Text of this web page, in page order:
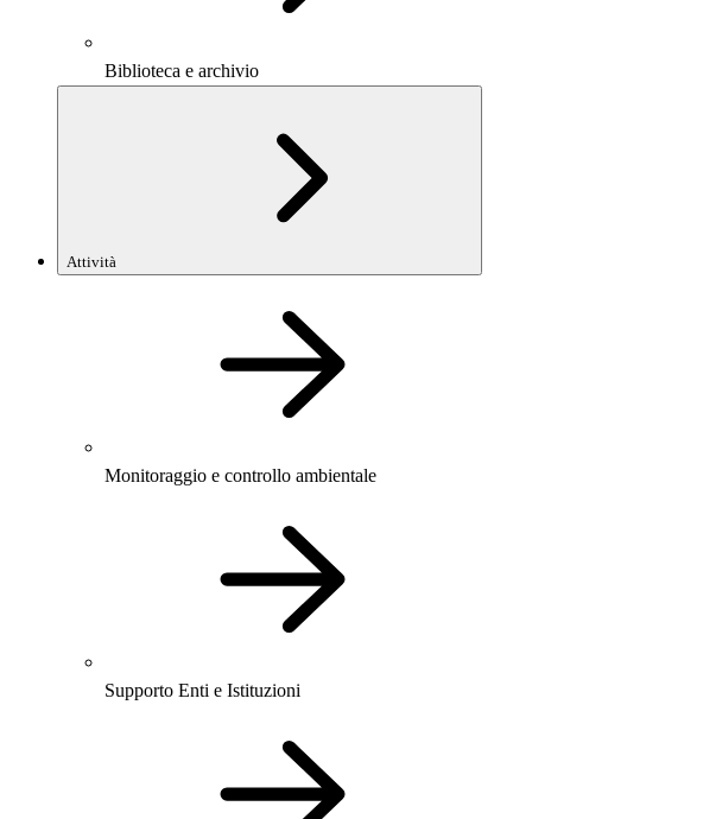
Biblioteca e archivio
Attività
Monitoraggio e controllo ambientale
Supporto Enti e Istituzioni